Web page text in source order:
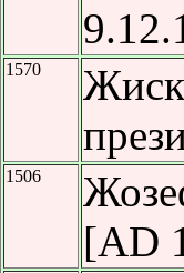
1570
1506
[AD